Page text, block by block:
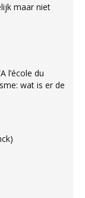
maar niet
l’école du
wat is er de